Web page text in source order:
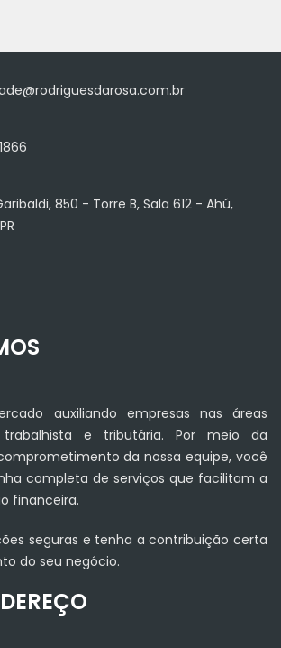
850 - Torre B, Sala 612 - Ahú,
auxiliando empresas nas áreas
trabalhista e tributária. Por meio da
da nossa equipe, você
completa de serviços que facilitam a
financeira.
seguras e tenha a contribuição certa
do seu negócio.